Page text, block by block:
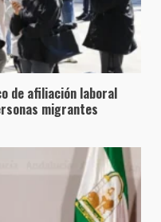
de afiliación laboral
migrantes